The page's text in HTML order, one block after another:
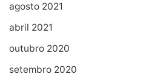
agosto 2021
abril 2021
outubro 2020
setembro 2020